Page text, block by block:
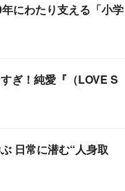
にわたり支える「小学
ぎ！純愛『（LOVE S
日常に潜む“人身取